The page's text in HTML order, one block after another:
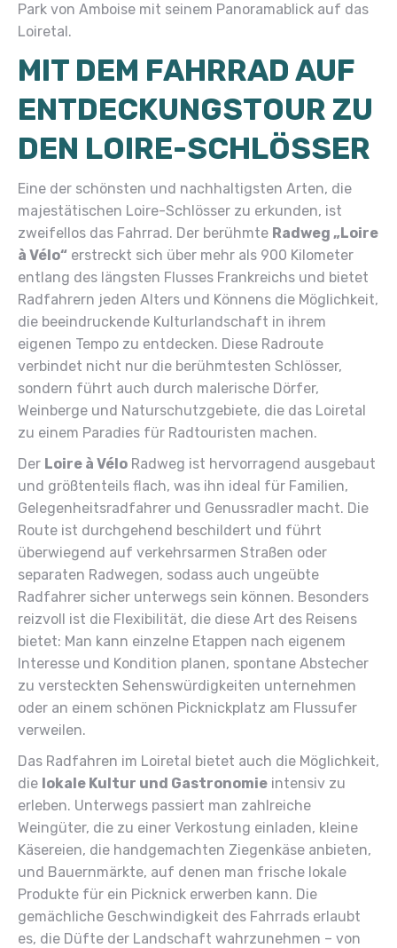
Park von Amboise mit seinem Panoramablick auf das
Loiretal.
MIT DEM FAHRRAD AUF
ENTDECKUNGSTOUR ZU
DEN LOIRE-SCHLÖSSER
Eine der schönsten und nachhaltigsten Arten, die
majestätischen Loire-Schlösser zu erkunden, ist
zweifellos das Fahrrad. Der berühmte Radweg „Loire
à Vélo“ erstreckt sich über mehr als 900 Kilometer
entlang des längsten Flusses Frankreichs und bietet
Radfahrern jeden Alters und Könnens die Möglichkeit,
die beeindruckende Kulturlandschaft in ihrem
eigenen Tempo zu entdecken. Diese Radroute
verbindet nicht nur die berühmtesten Schlösser,
sondern führt auch durch malerische Dörfer,
Weinberge und Naturschutzgebiete, die das Loiretal
zu einem Paradies für Radtouristen machen.
Der Loire à Vélo Radweg ist hervorragend ausgebaut
und größtenteils flach, was ihn ideal für Familien,
Gelegenheitsradfahrer und Genussradler macht. Die
Route ist durchgehend beschildert und führt
überwiegend auf verkehrsarmen Straßen oder
separaten Radwegen, sodass auch ungeübte
Radfahrer sicher unterwegs sein können. Besonders
reizvoll ist die Flexibilität, die diese Art des Reisens
bietet: Man kann einzelne Etappen nach eigenem
Interesse und Kondition planen, spontane Abstecher
zu versteckten Sehenswürdigkeiten unternehmen
oder an einem schönen Picknickplatz am Flussufer
verweilen.
Das Radfahren im Loiretal bietet auch die Möglichkeit,
die lokale Kultur und Gastronomie intensiv zu
erleben. Unterwegs passiert man zahlreiche
Weingüter, die zu einer Verkostung einladen, kleine
Käsereien, die handgemachten Ziegenkäse anbieten,
und Bauernmärkte, auf denen man frische lokale
Produkte für ein Picknick erwerben kann. Die
gemächliche Geschwindigkeit des Fahrrads erlaubt
es, die Düfte der Landschaft wahrzunehmen – von